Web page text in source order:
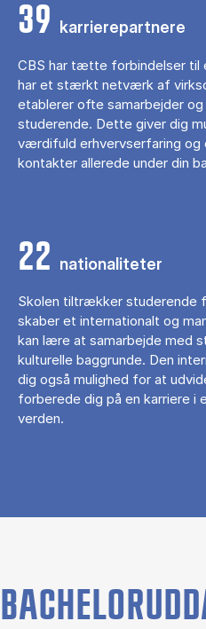
39 karrierepartnere
CBS har tætte forbindelser til
har et stærkt netværk af
etablerer ofte samarbejder
studerende. Dette giver dig
værdifuld erhvervserfaring og
kontakter allerede under din
22 nationaliteter
Skolen tiltrækker studerende
skaber et internationalt og
kan lære at samarbejde med
kulturelle baggrunde. Den
dig også mulighed for at
forberede dig på en karriere i
verden.